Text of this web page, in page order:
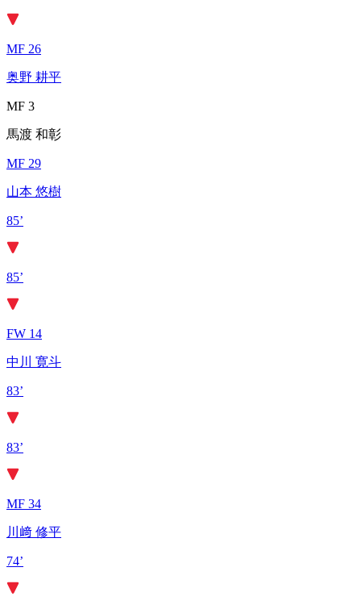
MF 26
奥野 耕平
MF 3
馬渡 和彰
MF 29
山本 悠樹
85’
85’
FW 14
中川 寛斗
83’
83’
MF 34
川﨑 修平
74’